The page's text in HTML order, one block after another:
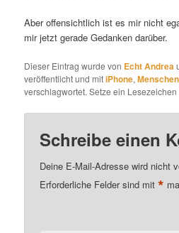
Aber offensichtlich ist es mir nicht
mir jetzt gerade Gedanken darüber.
Dieser Eintrag wurde von Echt Andrea
veröffentlicht und mitiPhone,Menschen
verschlagwortet. Setze ein Lesezeichen
Schreibe einen
Deine E-Mail-Adresse wird nicht
Erforderliche Felder sind mit*